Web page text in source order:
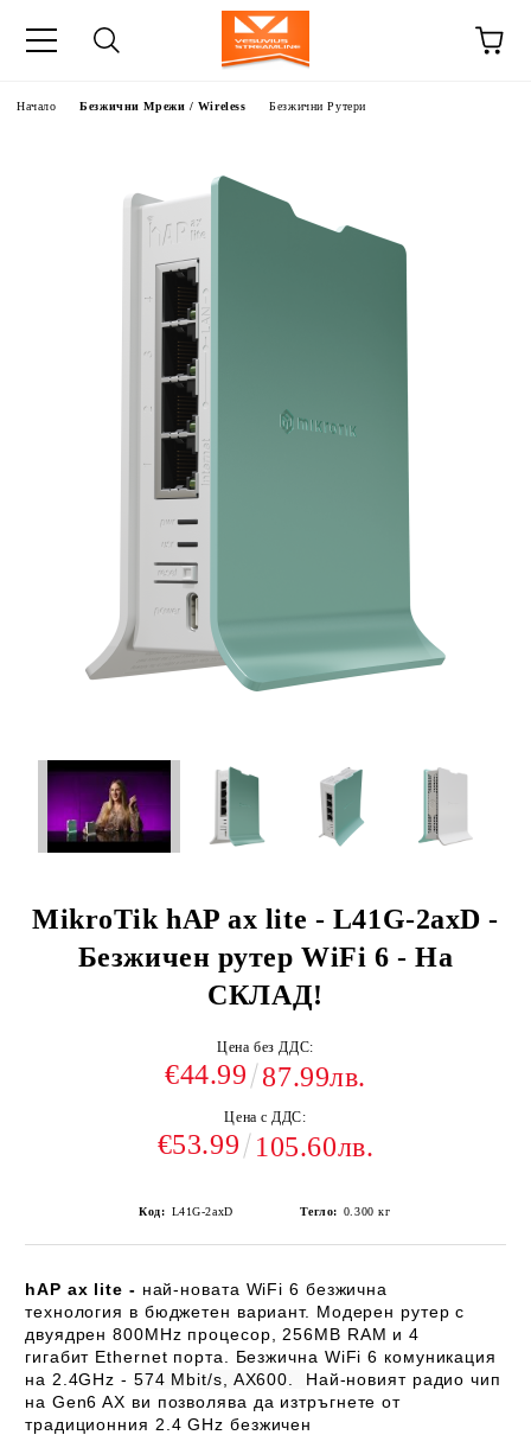
Начало Безжични Мрежи / Wireless Безжични Рутери
MikroTik hAP ax lite - L41G-2axD -
Безжичен рутер WiFi 6 - На
СКЛАД!
Цена без ДДС:
€44.99 87.99лв.
Цена с ДДС:
€53.99 105.60лв.
Код: L41G-2axD Тегло: 0.300 кг
hAP ax lite - най-новата WiFi 6 безжична
технология в бюджетен вариант. Модерен рутер с
двуядрен800MHz процесор, 256MB RAM и 4
гигабит Ethernet порта. Безжична WiFi 6 комуникация
на 2.4GHz - 574 Mbit/s, AX600
Най-новият радио чип
на Gen6 AX ви позволява да изтръгнете от
традиционния 2.4 GHz безжичен